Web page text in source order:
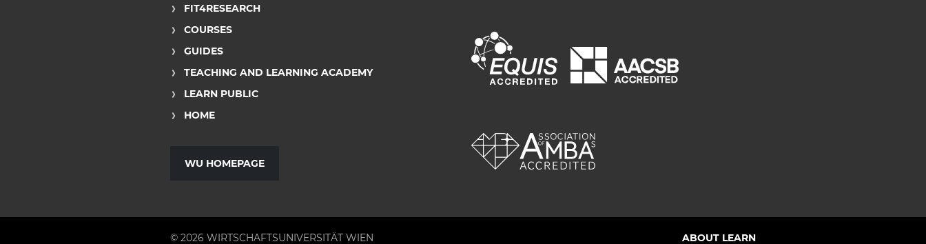
FIT4RESEARCH
COURSES
GUIDES
TEACHING AND LEARNING ACADEMY
LEARN PUBLIC
HOME
WU HOMEPAGE
© 2026 WIRTSCHAFTSUNIVERSITÄT WIEN ABOUT LEARN